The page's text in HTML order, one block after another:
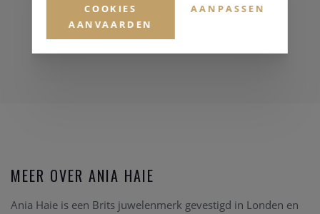
MEER OVER ANIA HAIE
Ania Haie is een Brits juwelenmerk gevestigd in Londen en
COOKIES
AANVAARDEN
AANPASSEN